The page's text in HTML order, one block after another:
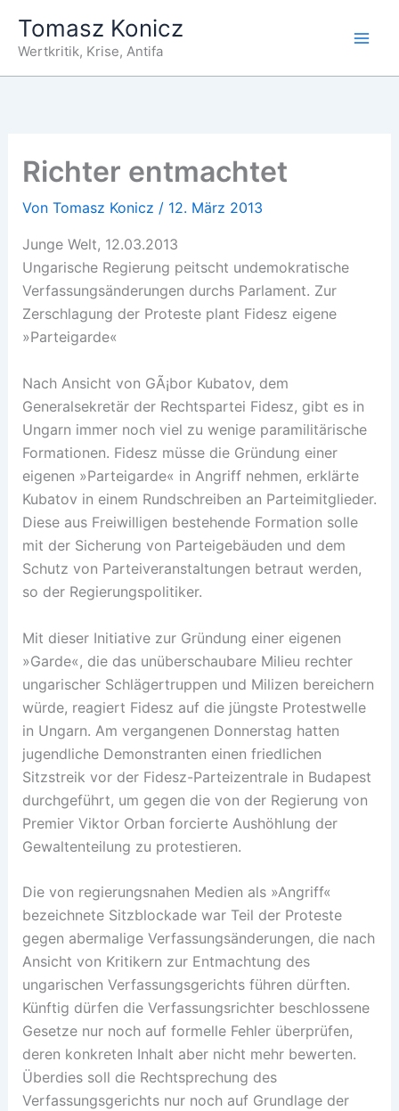
Inhalt
springen
Tomasz Konicz
Wertkritik, Krise, Antifa
Richter entmachtet
Von Tomasz Konicz / 12. März 2013
Junge Welt, 12.03.2013
Ungarische Regierung peitscht undemokratische
Verfassungsänderungen durchs Parlament. Zur
Zerschlagung der Proteste plant Fidesz eigene
»Parteigarde«
Nach Ansicht von GÃ¡bor Kubatov, dem
Generalsekretär der Rechtspartei Fidesz, gibt es in
Ungarn immer noch viel zu wenige paramilitärische
Formationen. Fidesz müsse die Gründung einer
eigenen »Parteigarde« in Angriff nehmen, erklärte
Kubatov in einem Rundschreiben an Parteimitglieder.
Diese aus Freiwilligen bestehende Formation solle
mit der Sicherung von Parteigebäuden und dem
Schutz von Parteiveranstaltungen betraut werden,
so der Regierungspolitiker.
Mit dieser Initiative zur Gründung einer eigenen
»Garde«, die das unüberschaubare Milieu rechter
ungarischer Schlägertruppen und Milizen bereichern
würde, reagiert Fidesz auf die jüngste Protestwelle
in Ungarn. Am vergangenen Donnerstag hatten
jugendliche Demonstranten einen friedlichen
Sitzstreik vor der Fidesz-Parteizentrale in Budapest
durchgeführt, um gegen die von der Regierung von
Premier Viktor Orban forcierte Aushöhlung der
Gewaltenteilung zu protestieren.
Die von regierungsnahen Medien als »Angriff«
bezeichnete Sitzblockade war Teil der Proteste
gegen abermalige Verfassungsänderungen, die nach
Ansicht von Kritikern zur Entmachtung des
ungarischen Verfassungsgerichts führen dürften.
Künftig dürfen die Verfassungsrichter beschlossene
Gesetze nur noch auf formelle Fehler überprüfen,
deren konkreten Inhalt aber nicht mehr bewerten.
Überdies soll die Rechtsprechung des
Verfassungsgerichts nur noch auf Grundlage der